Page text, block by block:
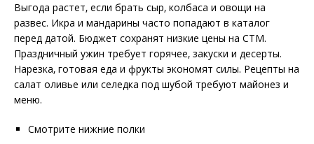
Выгода растет‚ если брать сыр‚ колбаса и овощи на
развес. Икра и мандарины часто попадают в каталог
перед датой. Бюджет сохранят низкие цены на СТМ.
Праздничный ужин требует горячее‚ закуски и десерты.
Нарезка‚ готовая еда и фрукты экономят силы. Рецепты на
салат оливье или селедка под шубой требуют майонез и
меню.
Смотрите нижние полки